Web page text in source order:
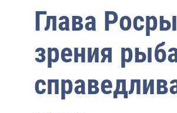
СМИ
и конференции
России
в цифрах
Глава
зрения